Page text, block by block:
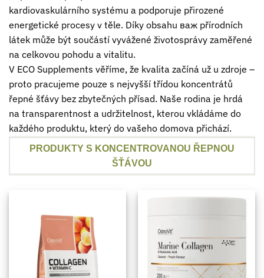
kardiovaskulárního systému a podporuje přirozené
energetické procesy v těle. Díky obsahu важ přírodních
látek může být součástí vyvážené životosprávy zaměřené
na celkovou pohodu a vitalitu.
V ECO Supplements věříme, že kvalita začíná už u zdroje –
proto pracujeme pouze s nejvyšší třídou koncentrátů
řepné šťávy bez zbytečných přísad. Naše rodina je hrdá
na transparentnost a udržitelnost, kterou vkládáme do
každého produktu, který do vašeho domova přichází.
PRODUKTY S KONCENTROVANOU ŘEPNOU
ŠŤÁVOU